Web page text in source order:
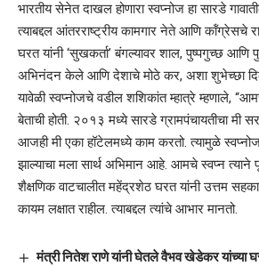
भारतीय सेनेतदाखल होणारा स्वप्नोज हा सारडे
त्याबद्दल आंतरराष्ट्रीय कामगार नेते आणि कॉंग्रेसचे
घरतयांनी ‘सुखकर्ता’ बंगल्यावर शाल, पुष्पगुच्छ
अभिनंदन केले आणि देशाचे मोठे कर, अशा शुभेच्छा
यावेळी स्वप्नोजचे वडील शशिकांत म्हात्रे म्हणाले,
बेताची होती. २०१३ मध्ये सारडे ग्रामपंचायतीचा मी
आजही मी एका हॉटेलमध्ये काम करतो. त्यामुळे
झाल्याचा मला सार्थ अभिमान आहे. आमचे स्वप्न त्याने
शैक्षणिक वाटचालीत महेंद्रशेठ घरत यांनी उत्तम
कायम लक्षात राहील. त्याबद्दल त्यांचे आभार मानतो.
मंत्री नितेश राणे यांनी घेतले वैभव खेडेकर यांच्या